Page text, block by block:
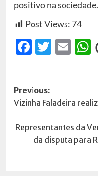
positivo na sociedade.
Post Views: 74
Post
navigation
Previous:
Vizinha Faladeira
Representantes da
da disputa para